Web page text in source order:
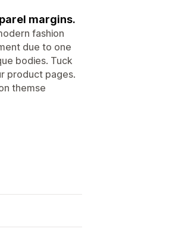
margins.
fashion
due to one
bodies. Tuck
product pages.
themse